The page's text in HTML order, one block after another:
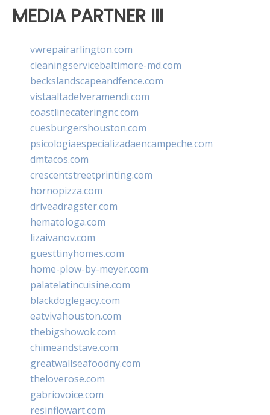
MEDIA PARTNER III
vwrepairarlington.com
cleaningservicebaltimore-md.com
beckslandscapeandfence.com
vistaaltadelveramendi.com
coastlinecateringnc.com
cuesburgershouston.com
psicologiaespecializadaencampeche.com
dmtacos.com
crescentstreetprinting.com
hornopizza.com
driveadragster.com
hematologa.com
lizaivanov.com
guesttinyhomes.com
home-plow-by-meyer.com
palatelatincuisine.com
blackdoglegacy.com
eatvivahouston.com
thebigshowok.com
chimeandstave.com
greatwallseafoodny.com
theloverose.com
gabriovoice.com
resinflowart.com